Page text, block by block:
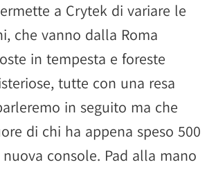
a Crytek di variare le
che vanno dalla Roma
in tempesta e foreste
tutte con una resa
in seguito ma che
di chi ha appena speso 500
console. Pad alla mano